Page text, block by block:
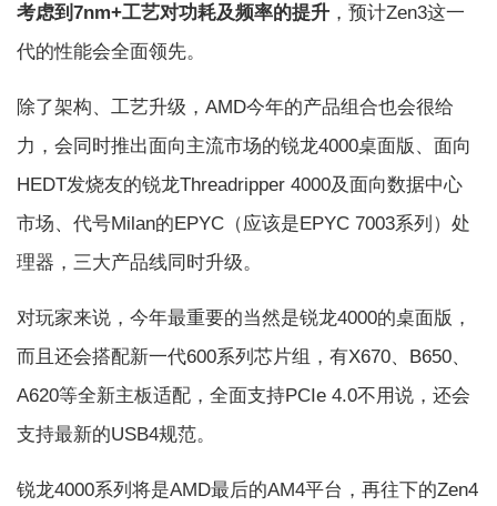
考虑到7nm+工艺对功耗及频率的提升 ，预计Zen3这一
代的性能会全面领先。
除了架构、工艺升级，AMD今年的产品组合也会很给
力，会同时推出面向主流市场的锐龙4000桌面版、面向
HEDT发烧友的锐龙Threadripper 4000及面向数据中心
市场、代号Milan的EPYC（应该是EPYC 7003系列）处
理器，三大产品线同时升级。
对玩家来说，今年最重要的当然是锐龙4000的桌面版，
而且还会搭配新一代600系列芯片组，有X670、B650、
A620等全新主板适配，全面支持PCIe 4.0不用说，还会
支持最新的USB4规范。
锐龙4000系列将是AMD最后的AM4平台，再往下的Zen4